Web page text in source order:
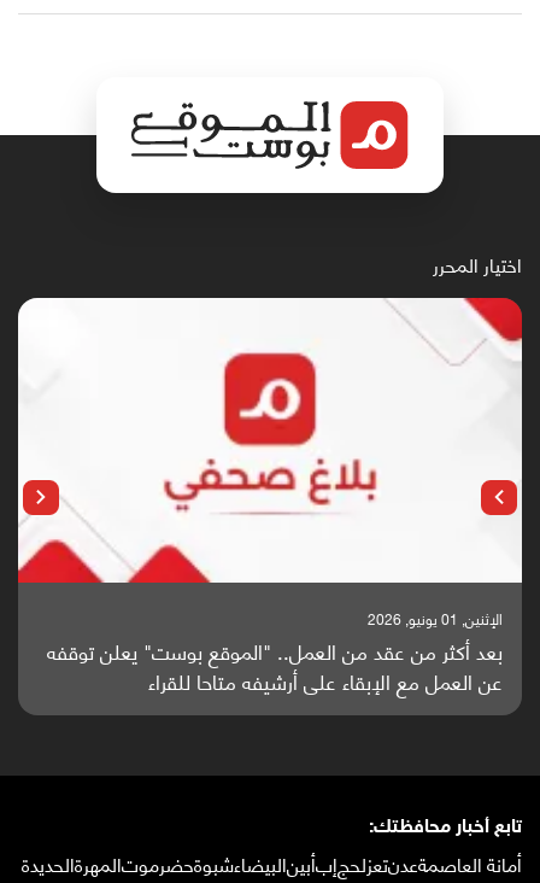
اختيار المحرر
الإثنين, 01 يونيو, 2026
بعد أكثر من عقد من العمل.. "الموقع بوست" يعلن توقفه
عن العمل مع الإبقاء على أرشيفه متاحا للقراء
تابع أخبار محافظتك:
أمانة العاصمةعدنتعزلحجإبأبينالبيضاءشبوةحضرموتالمهرةالحديدة